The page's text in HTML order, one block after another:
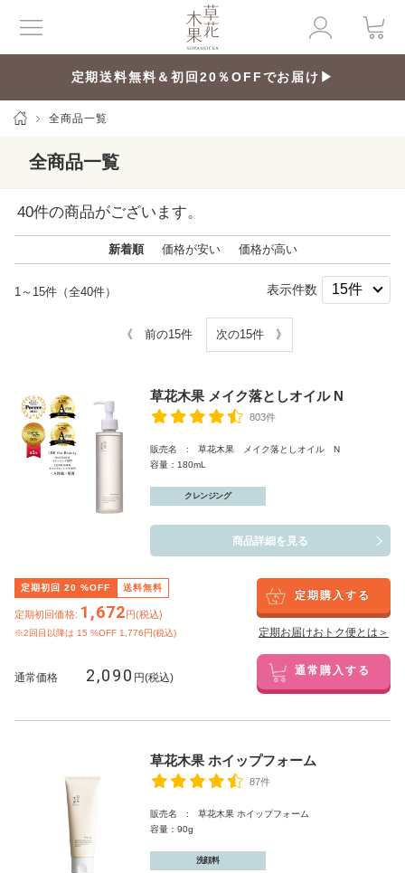
定期送料無料＆初回20％OFFでお届け▶
全商品一覧
全商品一覧
40件の商品がございます。
新着順 価格が安い 価格が高い
1～15件（全40件） 表示件数
《 前の15件 次の15件 》
草花木果 メイク落としオイル N
803件
販売名 : 草花木果 メイク落としオイル N
容量：180mL
クレンジング
商品詳細を見る
定期初回 20 %OFF 送料無料
定期初回価格: 1,672円(税込)
※2回目以降は 15 %OFF 1,776円(税込)
定期購入する
定期お届けおトク便とは＞
通常価格 2,090 円(税込) 通常購入する
草花木果 ホイップフォーム
87件
販売名 : 草花木果 ホイップフォーム
容量：90g
洗顔料